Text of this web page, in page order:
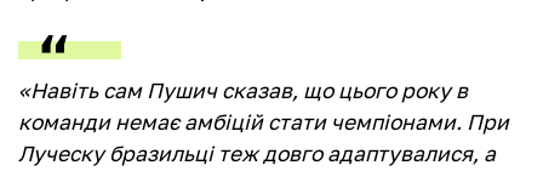
«Навіть сам Пушич сказав, що цього року в
команди немає амбіцій стати чемпіонами. При
Луческу бразильці теж довго адаптувалися, а